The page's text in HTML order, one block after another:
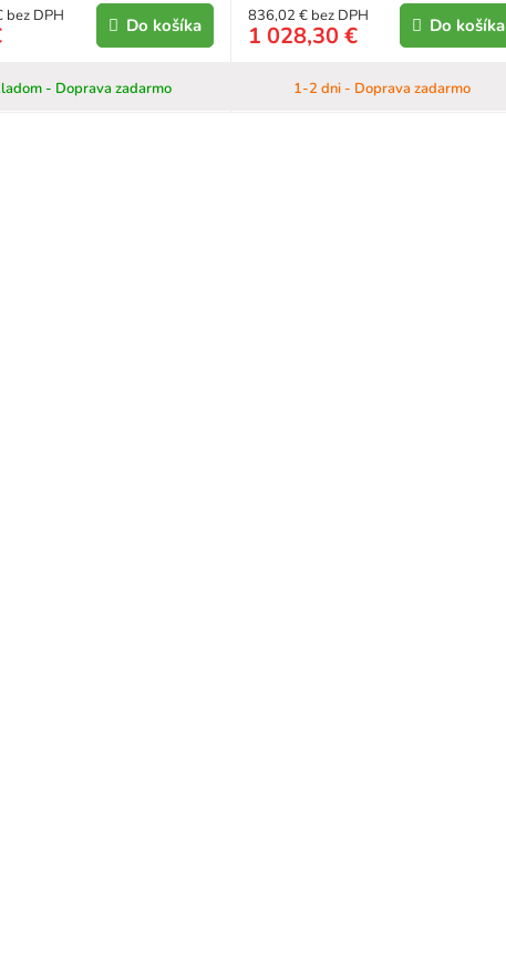
- Doprava zadarmo
bez DPH Do košíka
1-2 dni - Doprava zadarmo
836,02 € bez DPH
1 028,30 € Do košíka